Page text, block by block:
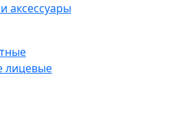
аксессуары
лицевые